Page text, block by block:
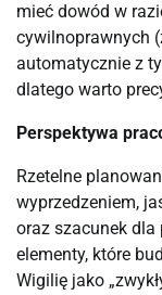
mieć dowód w
cywilnoprawnych
automatycznie z
dlatego warto
Perspektywa
Rzetelne
wyprzedzeniem,
oraz szacunek dla
elementy, które
Wigilię jako